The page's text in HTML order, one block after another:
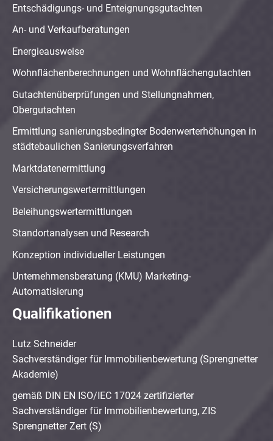
Entschädigungs- und Enteignungsgutachten
An- und Verkaufberatungen
Energieausweise
Wohnflächenberechnungen und Wohnflächengutachten
Gutachtenüberprüfungen und Stellungnahmen,
Obergutachten
Ermittlung sanierungsbedingter Bodenwerterhöhungen in
städtebaulichen Sanierungsverfahren
Marktdatenermittlung
Versicherungswertermittlungen
Beleihungswertermittlungen
Standortanalysen und Research
Konzeption individueller Leistungen
Unternehmensberatung (KMU) Marketing-
Automatisierung
Qualifikationen
Lutz Schneider
Sachverständiger für Immobilienbewertung (Sprengnetter
Akademie)
gemäß DIN EN ISO/IEC 17024 zertifizierter
Sachverständiger für Immobilienbewertung, ZIS
Sprengnetter Zert (S)